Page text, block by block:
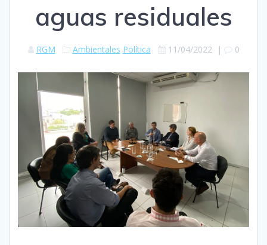
aguas residuales
RGM Ambientales Política 11/04/2022| 0